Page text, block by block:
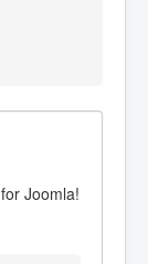
Joomla!